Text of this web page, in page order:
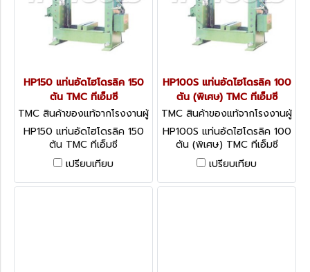
HP150 แท่นอัดไฮโดรลิค 150
ตัน TMC ทีเอ็มซี
TMC สินค้าของแท้จากโรงงานผู้
ผลิต HP150
HP150 แท่นอัดไฮโดรลิค 150
ตัน TMC ทีเอ็มซี
เปรียบเทียบ
HP100S แท่นอัดไฮโดรลิค 100
ตัน (พิเศษ) TMC ทีเอ็มซี
TMC สินค้าของแท้จากโรงงานผู้
ผลิต HP100S
HP100S แท่นอัดไฮโดรลิค 100
ตัน (พิเศษ) TMC ทีเอ็มซี
เปรียบเทียบ